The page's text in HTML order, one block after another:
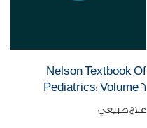
Nelson Textbook Of
Pediatrics: Volume 6
علاج طبيعي